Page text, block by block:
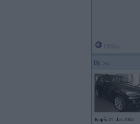
Dj
Kopš: 31. Jan 2003